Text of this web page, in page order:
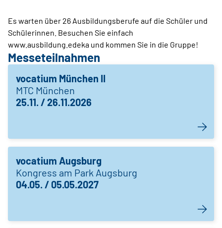
Es warten über 26 Ausbildungsberufe auf die Schüler und
Schülerinnen. Besuchen Sie einfach
www.ausbildung.edeka und kommen Sie in die Gruppe!
Messeteilnahmen
vocatium München II
MTC München
25.11. / 26.11.2026
vocatium Augsburg
Kongress am Park Augsburg
04.05. / 05.05.2027